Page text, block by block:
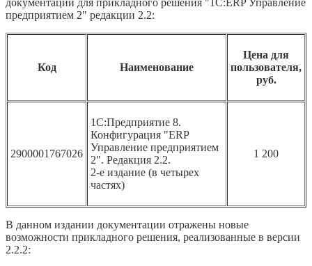
предприятием 2" редакции 2.2:
Код Наименование
Цена для
пользователя,
руб.
2900001767026
1С:Предприятие 8.
Конфигурация "ERP
Управление предприятием
2". Редакция 2.2.
2-е издание (в четырех
частях)
1 200
В данном издании документации отражены новые
возможности прикладного решения, реализованные в версии
2.2.2: